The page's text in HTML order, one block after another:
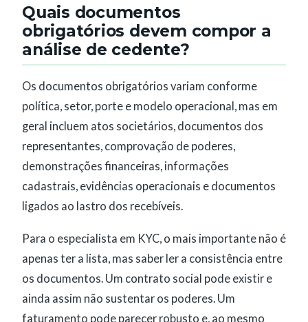
Quais documentos
obrigatórios devem compor a
análise de cedente?
Os documentos obrigatórios variam conforme
política, setor, porte e modelo operacional, mas em
geral incluem atos societários, documentos dos
representantes, comprovação de poderes,
demonstrações financeiras, informações
cadastrais, evidências operacionais e documentos
ligados ao lastro dos recebíveis.
Para o especialista em KYC, o mais importante não é
apenas ter a lista, mas saber ler a consistência entre
os documentos. Um contrato social pode existir e
ainda assim não sustentar os poderes. Um
faturamento pode parecer robusto e, ao mesmo